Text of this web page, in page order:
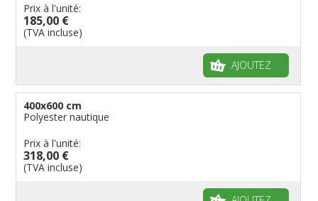
Prix à l'unité:
185,00 €
(TVA incluse)
AJOUTEZ
400x600 cm
Polyester nautique
Prix à l'unité:
318,00 €
(TVA incluse)